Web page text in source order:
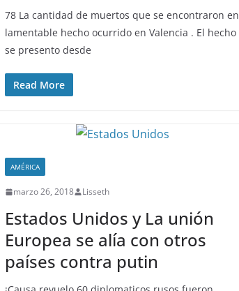
78 La cantidad de muertos que se encontraron en
lamentable hecho ocurrido en Valencia . El hecho
se presento desde
Read More
AMÉRICA
marzo 26, 2018 Lisseth
Estados Unidos y La unión
Europea se alía con otros
países contra putin